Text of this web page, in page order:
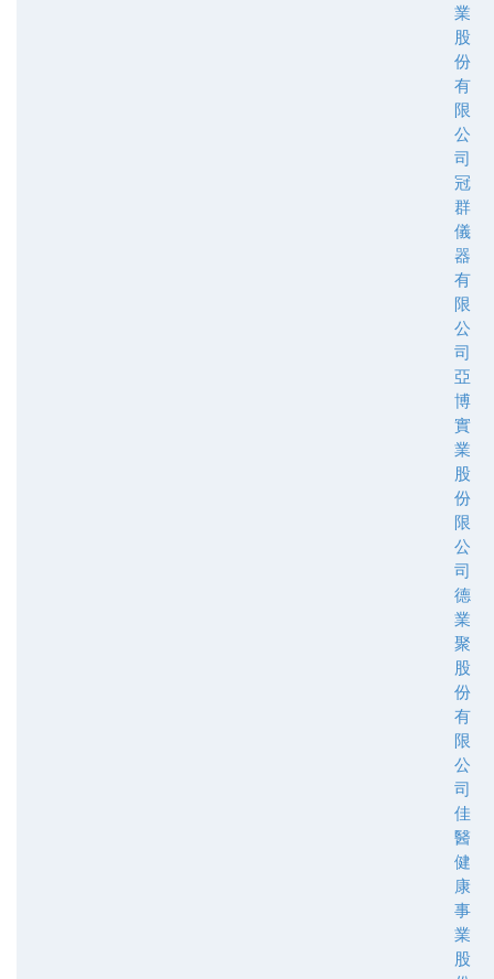
業
股
份
有
限
公
司
冠
群
儀
器
有
限
公
司
亞
博
實
業
股
份
限
公
司
德
業
聚
股
份
有
限
公
司
佳
醫
健
康
事
業
股